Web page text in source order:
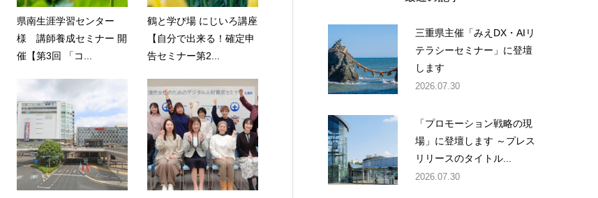
県南生涯学習センター
様 講師養成セミナー 開
催【第3回 「コ...
鶴と学び場 にじいろ講座
【自分で出来る！確定申
告セミナー第2...
三重県主催「みえDX・AIリ
テラシーセミナー」に登壇
します
2026.07.30
「プロモーション戦略の現
場」に登壇します ～プレス
リリースのタイトル...
2026.07.30